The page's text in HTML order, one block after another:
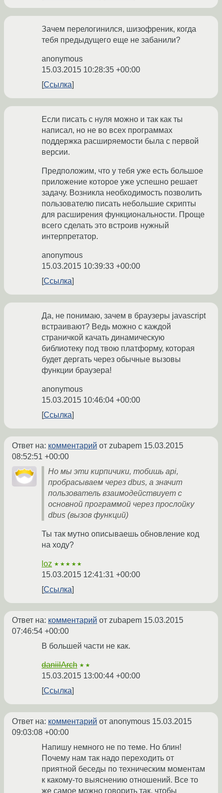
Зачем перелогинился, шизофреник, когда
тебя предыдущего еще не забанили?
anonymous
15.03.2015 10:28:35 +00:00
Ссылка
Если писать с нуля можно и так как ты
написал, но не во всех программах
поддержка расширяемости была с первой
версии.
Предположим, что у тебя уже есть большое
приложение которое уже успешно решает
задачу. Возникла необходимость позволить
пользователю писать небольшие скрипты
для расширения функциональности. Проще
всего сделать это встроив нужный
интерпретатор.
anonymous
15.03.2015 10:39:33 +00:00
Ссылка
Да, не понимаю, зачем в браузеры javascript
встраивают? Ведь можно с каждой
страничкой качать динамическую
библиотеку под твою платформу, которая
будет дергать через обычные вызовы
функции браузера!
anonymous
15.03.2015 10:46:04 +00:00
Ссылка
Ответ на: комментарий от zubapem 15.03.2015
08:52:51 +00:00
Но мы эти кирпичики, тобишь api,
пробрасываем через dbus, а значит
пользователь взаимодействиует с
основной программой через прослойку
dbus (вызов функций)
Ты так мутно описываешь обновление код
на ходу?
loz ★★★★★
15.03.2015 12:41:31 +00:00
Ссылка
Ответ на: комментарий от zubapem 15.03.2015
07:46:54 +00:00
В большей части не как.
daniilArch ★★
15.03.2015 13:00:44 +00:00
Ссылка
Ответ на: комментарий от anonymous 15.03.2015
09:03:08 +00:00
Напишу немного не по теме. Но блин!
Почему нам так надо переходить от
приятной беседы по техническим моментам
к какому-то выяснению отношений. Все то
же самое можно говорить так, чтобы